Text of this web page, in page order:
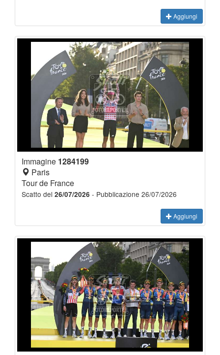
Aggiungi
Immagine 1284199
Paris
Tour de France
Scatto del 26/07/2026 - Pubblicazione 26/07/2026
Aggiungi